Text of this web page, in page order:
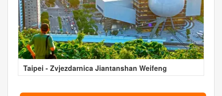
Taipei - Zvjezdarnica Jiantanshan Weifeng